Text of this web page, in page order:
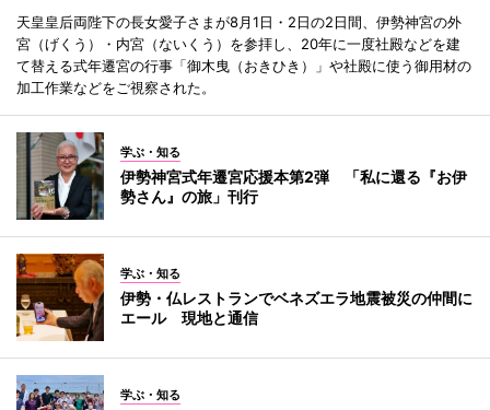
天皇皇后両陛下の長女愛子さまが8月1日・2日の2日間、伊勢神宮の外
宮（げくう）・内宮（ないくう）を参拝し、20年に一度社殿などを建
て替える式年遷宮の行事「御木曳（おきひき）」や社殿に使う御用材の
加工作業などをご視察された。
学ぶ・知る
伊勢神宮式年遷宮応援本第2弾 「私に還る『お伊
勢さん』の旅」刊行
学ぶ・知る
伊勢・仏レストランでベネズエラ地震被災の仲間に
エール 現地と通信
学ぶ・知る